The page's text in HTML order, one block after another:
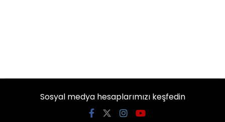
Sosyal medya hesaplarımızı keşfedin